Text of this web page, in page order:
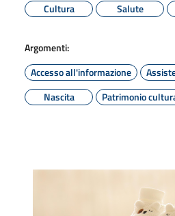
Cultura
Salute
Argomenti:
Accesso all'informazione
Nascita
Patrimonio